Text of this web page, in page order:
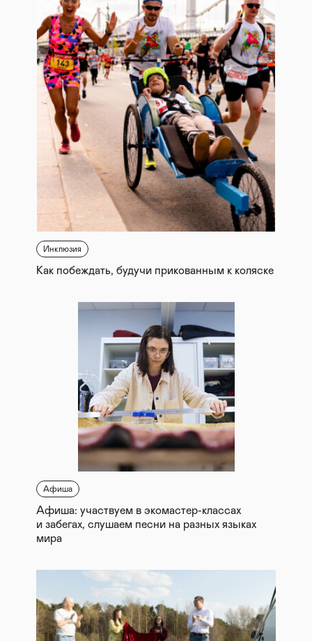
Инклюзия
Как побеждать, будучи прикованным к коляске
Афиша
Афиша: участвуем в экомастер-классах
и забегах, слушаем песни на разных языках
мира